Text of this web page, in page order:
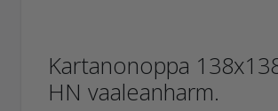
Kartanonoppa
HN vaaleanharm.